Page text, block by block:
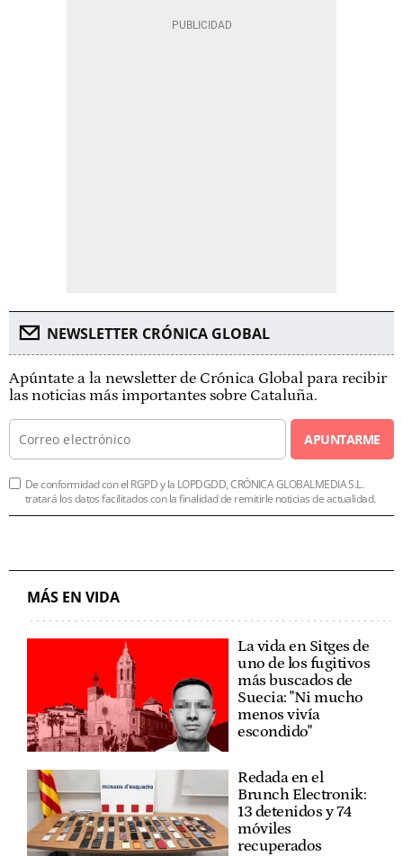
NEWSLETTER CRÓNICA GLOBAL
Apúntate a la newsletter de Crónica Global para recibir
las noticias más importantes sobre Cataluña.
APUNTARME
De conformidad con el RGPD y la LOPDGDD, CRÓNICA GLOBALMEDIA S.L.
tratará los datos facilitados con la finalidad de remitirle noticias de actualidad.
MÁS EN VIDA
La vida en Sitges de
uno de los fugitivos
más buscados de
Suecia: "Ni mucho
menos vivía
escondido"
Redada en el
Brunch Electronik:
13 detenidos y 74
móviles
recuperados